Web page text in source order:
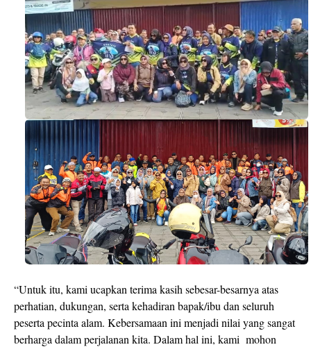
“Untuk itu, kami ucapkan terima kasih sebesar-besarnya atas
perhatian, dukungan, serta kehadiran bapak/ibu dan seluruh
peserta pecinta alam. Kebersamaan ini menjadi nilai yang sangat
berharga dalam perjalanan kita. Dalam hal ini, kami mohon